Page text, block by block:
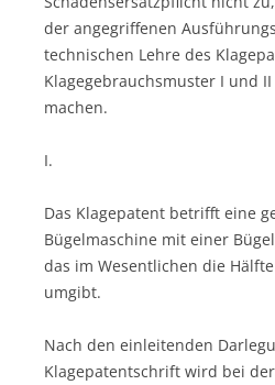
der angegriffenen
technischen Lehre des
Klagegebrauchsmuster I und
machen.
I.
Das Klagepatent betrifft eine
Bügelmaschine mit einer
das im Wesentlichen die
umgibt.
Nach den einleitenden
Klagepatentschrift wird bei